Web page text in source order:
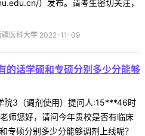
）发布。请考生密切关注，
疆医科大学 2022-11-09
的话学硕和专硕分别多少分能够
院3（调剂使用）提问人:15***46时
师您好，请问今年贵校是否有临床
专硕分别多少分能够调剂上线呢？